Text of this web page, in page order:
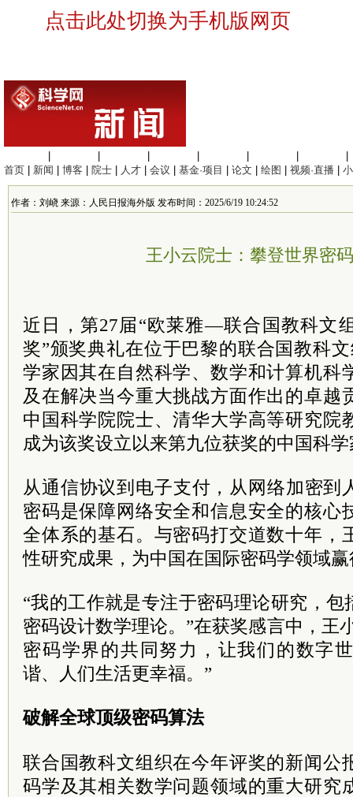
点击此处切换为手机版网页
首页
新闻 博客 院士 人才 会议 基金·项目 论文 绘图 视频·直播
作者：刘峣 来源：人民日报海外版 发布时间：2025/6/19 10:24:52
王小云院士：攀登世界密
近日，第27届“欧莱雅—联合国教科文
奖”颁奖典礼在位于巴黎的联合国教科
学家因其在自然科学、数学和计算机科
及在解决当今重大挑战方面作出的卓越
中国科学院院士、清华大学高等研究院
成为该奖设立以来第九位获奖的中国科
从通信协议到电子支付，从网络加密
密码是保障网络安全和信息安全的核心
全体系的基石。与密码打交道数十年，
性研究成果，为中国在国际密码学领域
“我的工作就是专注于密码理论研究，
密码设计数学理论。”在获奖感言中，王
密码学界的共同努力，让我们的数字
谐、人们生活更幸福。”
破解全球顶级密码算法
联合国教科文组织在今年评奖的新闻公
码学及其相关数学问题领域的重大研究